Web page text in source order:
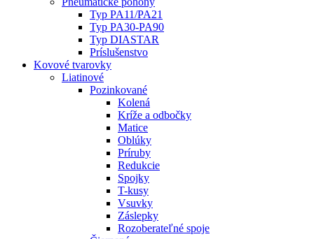
Typ PA11/PA21
Typ PA30-PA90
Typ DIASTAR
Príslušenstvo
Kovové tvarovky
Liatinové
Pozinkované
Kolená
Kríže a odbočky
Matice
Oblúky
Príruby
Redukcie
Spojky
T-kusy
Vsuvky
Záslepky
Rozoberateľné spoje